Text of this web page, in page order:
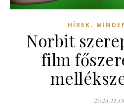
HÍREK,
Norbit
film